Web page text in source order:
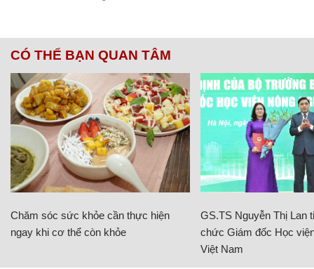
CÓ THỂ BẠN QUAN TÂM
Chăm sóc sức khỏe cần thực hiện
ngay khi cơ thể còn khỏe
GS.TS Nguyễn Thị Lan
chức Giám đốc Học
Việt Nam